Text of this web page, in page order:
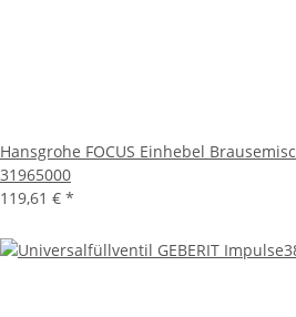
Hansgrohe FOCUS Einhebel
31965000
119,61 € *